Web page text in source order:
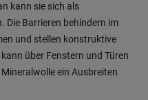
kann sie sich als
Die Barrieren behindern im
und stellen konstruktive
über Fenstern und Türen
ein Ausbreiten